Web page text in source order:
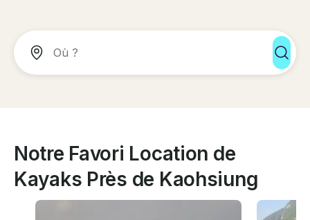
Notre Favori Location de
Kayaks Près de Kaohsiung